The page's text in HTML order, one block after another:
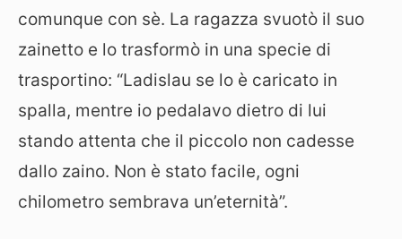
comunque con sè. La ragazza svuotò il suo
zainetto e lo trasformò in una specie di
trasportino: “Ladislau se lo è caricato in
spalla, mentre io pedalavo dietro di lui
stando attenta che il piccolo non cadesse
dallo zaino. Non è stato facile, ogni
chilometro sembrava un’eternità”.